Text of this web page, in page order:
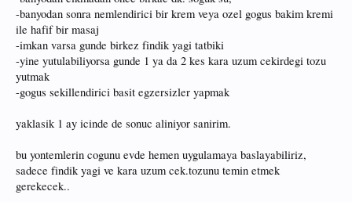
-banyodan sonra nemlendirici bir krem veya ozel gogus bakim kremi
ile hafif bir masaj
-imkan varsa gunde birkez findik yagi tatbiki
-yine yutulabiliyorsa gunde 1 ya da 2 kes kara uzum cekirdegi tozu
yutmak
-gogus sekillendirici basit egzersizler yapmak
yaklasik 1 ay icinde de sonuc aliniyor sanirim.
bu yontemlerin cogunu evde hemen uygulamaya baslayabiliriz,
sadece findik yagi ve kara uzum cek.tozunu temin etmek
gerekecek..